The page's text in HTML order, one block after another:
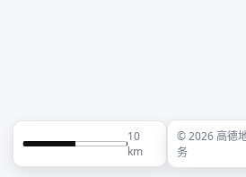
10
km
© 2026 高德
务